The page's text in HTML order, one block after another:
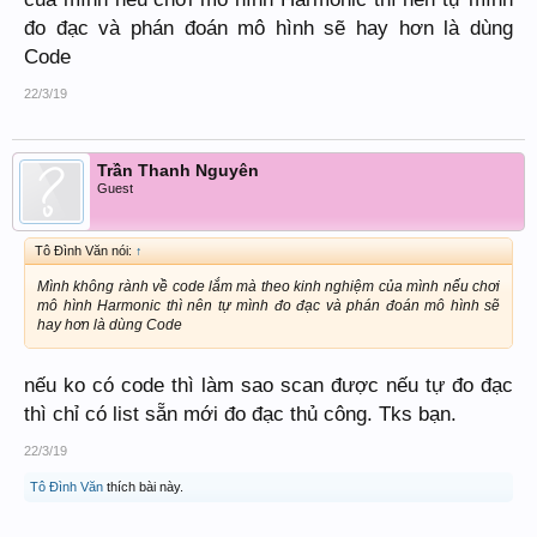
Đây là hình thực tế của Bullist Bat.
Tôi chỉ ưu tiên cho xu hướng tăng ở thị trường Việt Nam nên giới thiệu
mô hình Bullist Bat trước, mô hình Bearist Bat rất ít khi xuất hiện nên
tạm thời để sau.
Tôi sẽ lồng đám mây ICHIMOKU vào để dễ dàng nhận diện con Dơi
nào mạnh khỏe, nếu con dơi hình thành trên mây là một con Dơi khỏe
mạnh, nếu con Dơi hình thành dưới mây thì chúng ta cần điều kiện.
Mô hình Bullist Bat
View attachment 1089
View attachment 1090
đo đạc và phán đoán mô hình sẽ hay hơn là dùng
Code
22/3/19
Trần Thanh Nguyên
Guest
Tô Đình Văn nói: ↑
Mình không rành về code lắm mà theo kinh nghiệm của mình nếu chơi
mô hình Harmonic thì nên tự mình đo đạc và phán đoán mô hình sẽ
hay hơn là dùng Code
nếu ko có code thì làm sao scan được nếu tự đo đạc
thì chỉ có list sẵn mới đo đạc thủ công. Tks bạn.
22/3/19
Tô Đình Văn thích bài này.